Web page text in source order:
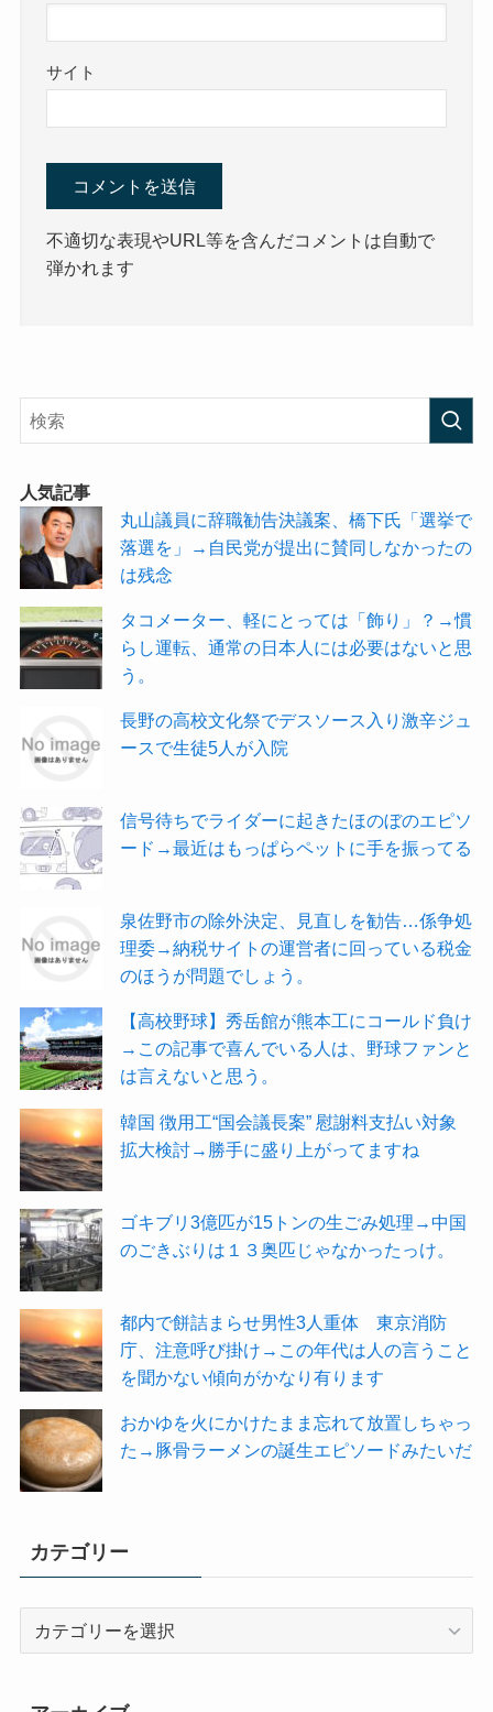
サイト
不適切な表現やURL等を含んだコメントは自動で
弾かれます
人気記事
丸山議員に辞職勧告決議案、橋下氏「選挙で
落選を」→自民党が提出に賛同しなかったの
は残念
タコメーター、軽にとっては「飾り」？→慣
らし運転、通常の日本人には必要はないと思
う。
長野の高校文化祭でデスソース入り激辛ジュ
ースで生徒5人が入院
信号待ちでライダーに起きたほのぼのエピソ
ード→最近はもっぱらペットに手を振ってる
泉佐野市の除外決定、見直しを勧告…係争処
理委→納税サイトの運営者に回っている税金
のほうが問題でしょう。
【高校野球】秀岳館が熊本工にコールド負け
→この記事で喜んでいる人は、野球ファンと
は言えないと思う。
韓国 徴用工“国会議長案” 慰謝料支払い対象
拡大検討→勝手に盛り上がってますね
ゴキブリ3億匹が15トンの生ごみ処理→中国
のごきぶりは１３奥匹じゃなかったっけ。
都内で餅詰まらせ男性3人重体 東京消防
庁、注意呼び掛け→この年代は人の言うこと
を聞かない傾向がかなり有ります
おかゆを火にかけたまま忘れて放置しちゃっ
た→豚骨ラーメンの誕生エピソードみたいだ
カテゴリー
リ